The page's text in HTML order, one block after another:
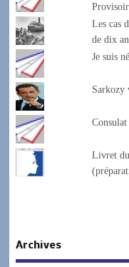
Les cas
de dix
Je suis
Sarkozy
Livret
Archives